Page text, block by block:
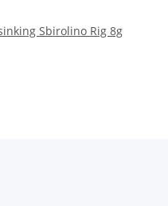
Sbirolino Rig 8g